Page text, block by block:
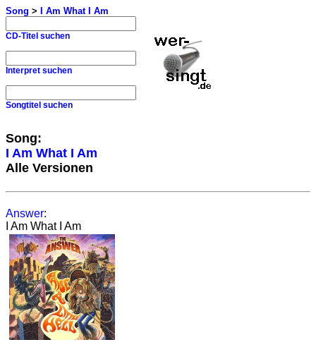
Song > I Am What I Am
CD-Titel suchen
Interpret suchen
Songtitel suchen
Song:
I Am What I Am
Alle Versionen
Answer:
I Am What I Am